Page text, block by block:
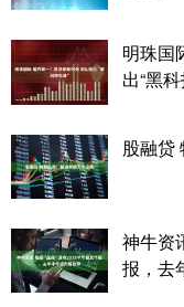
明珠国
出“黑
股融贷
神牛资
报，去